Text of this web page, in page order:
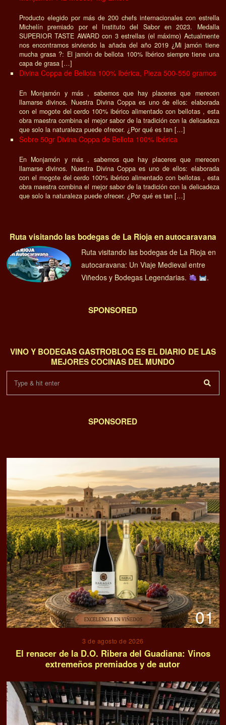
Producto elegido por más de 200 chefs internacionales con estrella
Michelín premiado por el Instituto del Sabor en 2023. Medalla
SUPERIOR TASTE AWARD con 3 estrellas (el máximo) Actualmente
nos encontramos sirviendo la añada del año 2019 ¿Mi jamón tiene
mucha grasa ?: El jamón de bellota 100% Ibérico siempre tiene una
capa de grasa […]
Divina Coppa de Bellota 100% Ibérica, Pieza 500-550 gramos
En Monjamón y más , sabemos que hay placeres que merecen
llamarse divinos. Nuestra Divina Coppa es uno de ellos: elaborada
con el mogote del cerdo 100% ibérico alimentado con bellotas , esta
obra maestra combina el mejor sabor de la tradición con la delicadeza
que solo la naturaleza puede ofrecer. ¿Por qué es tan […]
Sobre 50gr Divina Coppa de Bellota 100% Ibérica
En Monjamón y más , sabemos que hay placeres que merecen
llamarse divinos. Nuestra Divina Coppa es uno de ellos: elaborada
con el mogote del cerdo 100% ibérico alimentado con bellotas , esta
obra maestra combina el mejor sabor de la tradición con la delicadeza
que solo la naturaleza puede ofrecer. ¿Por qué es tan […]
Ruta visitando las bodegas de La Rioja en autocaravana
Ruta visitando las bodegas de La Rioja en
autocaravana: Un Viaje Medieval entre
Viñedos y Bodegas Legendarias.
.
SPONSORED
VINO Y BODEGAS GASTROBLOG ES EL DIARIO DE LAS
MEJORES COCINAS DEL MUNDO
SPONSORED
01
3 de agosto de 2026
El renacer de la D.O. Ribera del Guadiana: Vinos
extremeños premiados y de autor